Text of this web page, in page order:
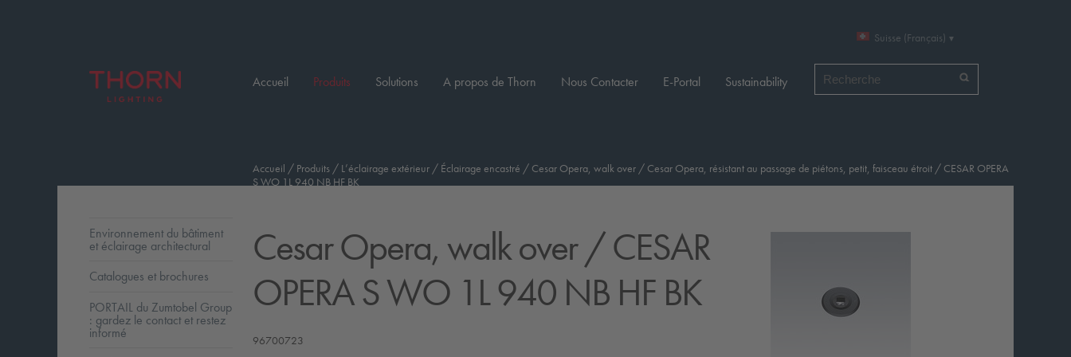
Suisse (Français)
Accueil Produits Solutions A propos de Thorn Nous Contacter E-Portal Sustainability
Accueil / Produits / L’éclairage extérieur / Éclairage encastré / Cesar Opera, walk over / Cesar Opera, résistant au passage de piétons, petit, faisceau étroit / CESAR OPERA
S WO 1L 940 NB HF BK
Cesar Opera, walk over/ CESAR
OPERA S WO 1L 940 NB HF BK
96700723
Environnement du bâtiment
et éclairage architectural
Catalogues et brochures
PORTAIL du Zumtobel Group
: gardez le contact et restez
informé